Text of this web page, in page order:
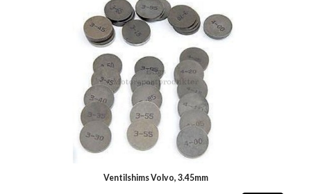
Ventilshims Volvo, 3.45mm